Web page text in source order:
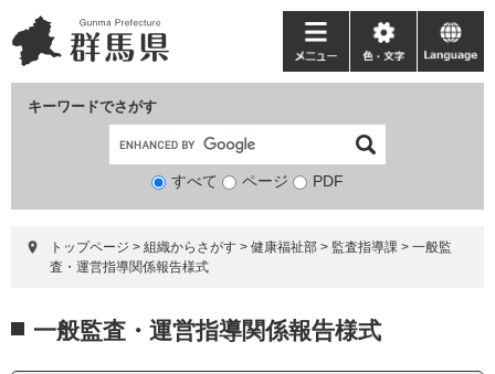
ー
ジ
ニ
ュ
て
キーワードでさがす
検
象
すべて ページ PDF
メ
ニ
ー
色・
文
language
トップページ > 組織からさがす > 健康福祉部 > 監査指導課 > 一般監
査・運営指導関係報告様式
文 一般監査・運営指導関係報告様式